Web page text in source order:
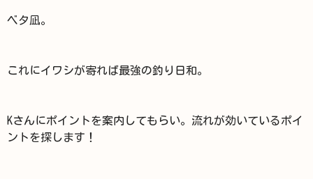
ベタ凪。
これにイワシが寄れば最強の釣り日和。
Kさんにポイントを案内してもらい。流れが効いているポイ
ントを探します！